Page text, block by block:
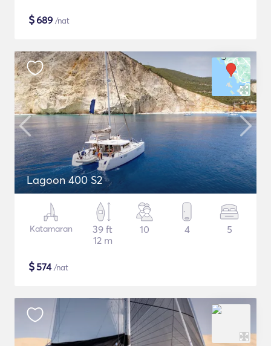
$689 /nat
Lagoon 400 S2
Katamaran
39 ft
12 m
10 4 5
$574/nat